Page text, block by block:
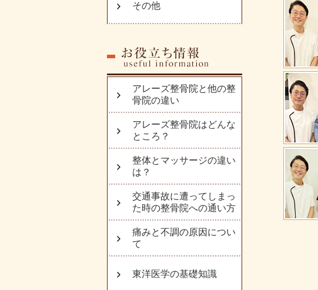
その他
アレーズ整骨院と他の整
骨院の違い
アレーズ整骨院はどんな
ところ？
整体とマッサージの違い
は？
交通事故に遭ってしまっ
た時の整骨院への通い方
痛みと不調の原因につい
て
東洋医学の基礎知識